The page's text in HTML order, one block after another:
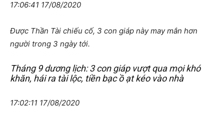
17:06:41 17/08/2020
Được Thần Tài chiếu cố, 3 con giáp này may mắn hơn
người trong 3 ngày tới.
Tháng 9 dương lịch: 3 con giáp vượt qua mọi khó
khăn, hái ra tài lộc, tiền bạc ồ ạt kéo vào nhà
17:02:11 17/08/2020